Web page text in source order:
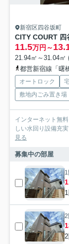
新宿区四谷坂町
CITY COURT 四
11.5万円～
21.94㎡～31.04㎡
都営新宿線「曙
オートロック
敷地内ごみ置き場
インターネット無
しい水回り設備充
見る
募集中の部屋
2